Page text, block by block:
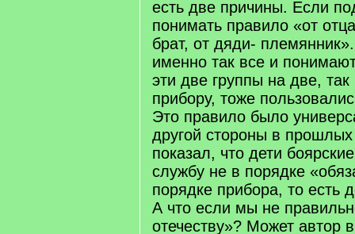
есть две причины. Если
понимать правило «от
брат, от дяди-
именно так все и
эти две группы на две,
прибору, тоже
Это правило было
другой стороны в
показал, что дети
службу не в порядке
порядке прибора, то есть
А что если мы не
отечеству»? Может автор